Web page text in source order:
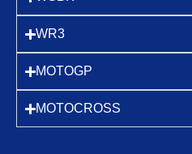
WR3
MOTOGP
MOTOCROSS